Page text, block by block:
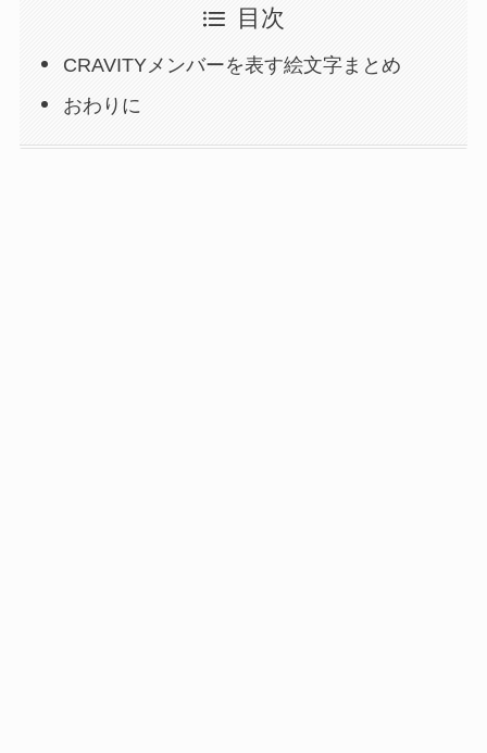
目次
CRAVITYメンバーを表す絵文字まとめ
おわりに